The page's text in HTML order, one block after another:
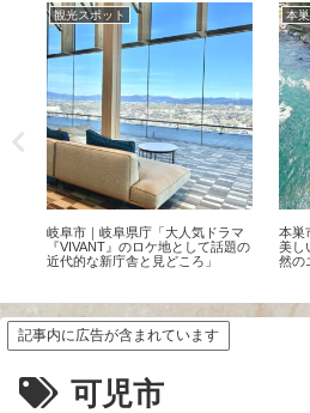
観光スポット
岐阜市｜岐阜県庁「大人気ドラマ
『VIVANT』のロケ地として話題の
近代的な新庁舎と見どころ」
本
本巣
美し
然の
記事内に広告が含まれています
可児市